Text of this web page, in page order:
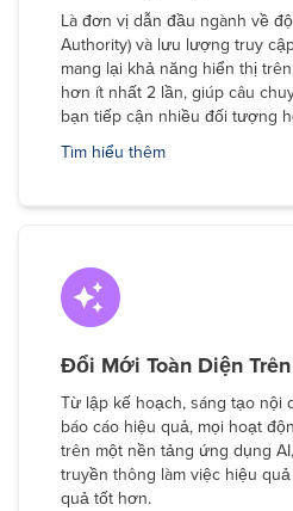
Là đơn vị dẫn đầu ngành về
Authority) và lưu lượng truy
mang lại khả năng hiển thị
hơn ít nhất 2 lần, giúp câu
bạn tiếp cận nhiều đối tượng
Tìm hiểu thêm
Đổi Mới Toàn Diện
Từ lập kế hoạch, sáng tạo nội
báo cáo hiệu quả, mọi hoạt
trên một nền tảng ứng dụng
truyền thông làm việc hiệu
quả tốt hơn.